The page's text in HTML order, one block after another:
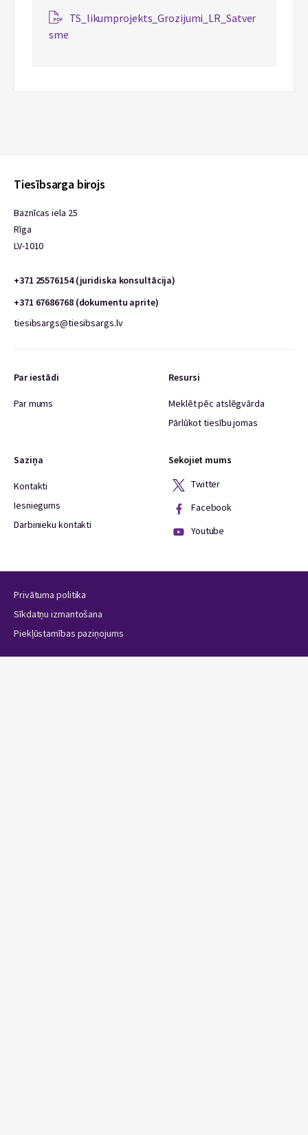
TS_likumprojekts_Grozijumi_LR_Satver
sme
Tiesībsarga birojs
Baznīcas iela 25
Rīga
LV-1010
+371 25576154 (juridiska konsultācija)
+371 67686768 (dokumentu aprite)
tiesibsargs@tiesibsargs.lv
Par iestādi
Par mums
Resursi
Meklēt pēc atslēgvārda
Pārlūkot tiesību jomas
Saziņa
Kontakti
Iesniegums
Darbinieku kontakti
Sekojiet mums
Twitter
Facebook
Youtube
Privātuma politika
Sīkdatņu izmantošana
Piekļūstamības paziņojums